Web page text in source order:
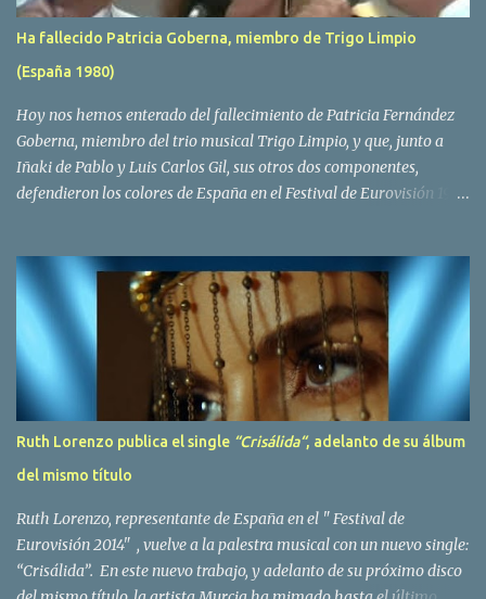
recibió por parte de la discografica Hispavox el encargo de crear
un nuevo grupo, reclutando al duo de amigos y a la ex modelo
Yolanda Hoyos. Con los cuatro surgió en el año 1982 el grupo
Ha fallecido Patricia Goberna, miembro de Trigo Limpio
(España 1980)
Hoy nos hemos enterado del fallecimiento de Patricia Fernández
Goberna, miembro del trio musical Trigo Limpio, y que, junto a
Iñaki de Pablo y Luis Carlos Gil, sus otros dos componentes,
defendieron los colores de España en el Festival de Eurovisión 1980
padeciendo desde hace tiempo. Patricia Fernández Goberna,
nacida en 1957, entró a formar parte de la formación musical
antes mencionada en el año 1979 sustituyendo a Amaya Saizar. Es
el año 1980 cuando son elegidos para representar a España en
Dublín donde, con su tema Quedate esta noche, obtienen el puesto
12 de 19 países. Tras esta participación graban en Estados Unidos
el disco Entrañablemente , abriendole las puertas del éxito en
America Latina, en especial en Mexico, en donde pasan largas
temporadas. En Trigo Limpio permanecerá hasta el año 1988,
Ruth Lorenzo publica el single “Crisálida“, adelanto de su álbum
del mismo título
Ruth Lorenzo, representante de España en el " Festival de
Eurovisión 2014" , vuelve a la palestra musical con un nuevo single:
“Crisálida”. En este nuevo trabajo, y adelanto de su próximo disco